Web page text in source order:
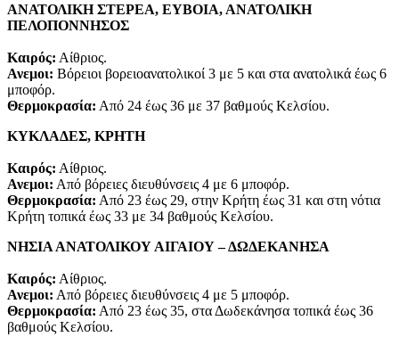
ΑΝΑΤΟΛΙΚΗ ΣΤΕΡΕΑ, ΕΥΒΟΙΑ, ΑΝΑΤΟΛΙΚΗ
ΠΕΛΟΠΟΝΝΗΣΟΣ
Καιρός: Αίθριος.
Ανεμοι: Βόρειοι βορειοανατολικοί 3 με 5 και στα ανατολικά έως 6
μποφόρ.
Θερμοκρασία: Από 24 έως 36 με 37 βαθμούς Κελσίου.
ΚΥΚΛΑΔΕΣ, ΚΡΗΤΗ
Καιρός: Αίθριος.
Ανεμοι: Από βόρειες διευθύνσεις 4 με 6 μποφόρ.
Θερμοκρασία: Από 23 έως 29, στην Κρήτη έως 31 και στη νότια
Κρήτη τοπικά έως 33 με 34 βαθμούς Κελσίου.
ΝΗΣΙΑ ΑΝΑΤΟΛΙΚΟΥ ΑΙΓΑΙΟΥ – ΔΩΔΕΚΑΝΗΣΑ
Καιρός: Αίθριος.
Ανεμοι: Από βόρειες διευθύνσεις 4 με 5 μποφόρ.
Θερμοκρασία: Από 23 έως 35, στα Δωδεκάνησα τοπικά έως 36
βαθμούς Κελσίου.